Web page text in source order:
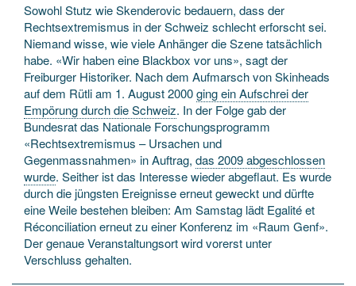
Sowohl Stutz wie Skenderovic bedauern, dass der
Rechtsextremismus in der Schweiz schlecht erforscht sei.
Niemand wisse, wie viele Anhänger die Szene tatsächlich
habe. «Wir haben eine Blackbox vor uns», sagt der
Freiburger Historiker. Nach dem Aufmarsch von Skinheads
auf dem Rütli am 1. August 2000ging ein Aufschrei der
Empörung durch die Schweiz. In der Folge gab der
Bundesrat das Nationale Forschungsprogramm
«Rechtsextremismus – Ursachen und
Gegenmassnahmen» in Auftrag, das 2009 abgeschlossen
wurde. Seither ist das Interesse wieder abgeflaut. Es wurde
durch die jüngsten Ereignisse erneut geweckt und dürfte
eine Weile bestehen bleiben: Am Samstag lädt Egalité et
Réconciliation erneut zu einer Konferenz im «Raum Genf».
Der genaue Veranstaltungsort wird vorerst unter
Verschluss gehalten.